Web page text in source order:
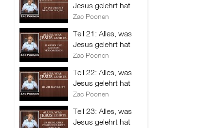
Jesus gelehrt hat
Zac Poonen
Teil 21: Alles, was
Jesus gelehrt hat
Zac Poonen
Teil 22: Alles, was
Jesus gelehrt hat
Zac Poonen
Teil 23: Alles, was
Jesus gelehrt hat